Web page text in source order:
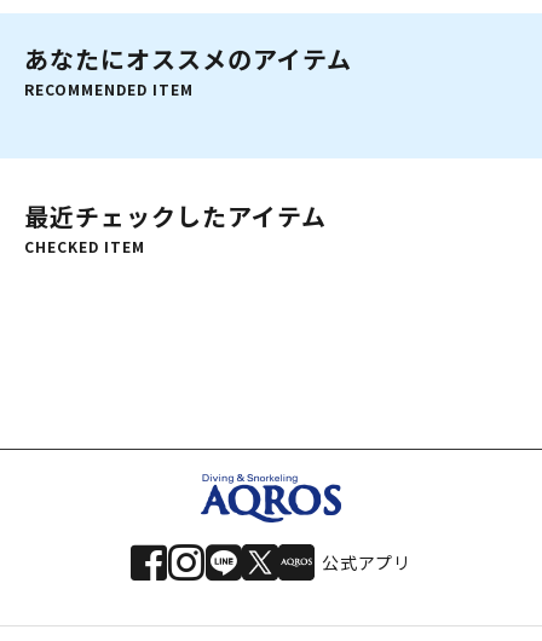
あなたにオススメのアイテム
RECOMMENDED ITEM
最近チェックしたアイテム
CHECKED ITEM
公式アプリ